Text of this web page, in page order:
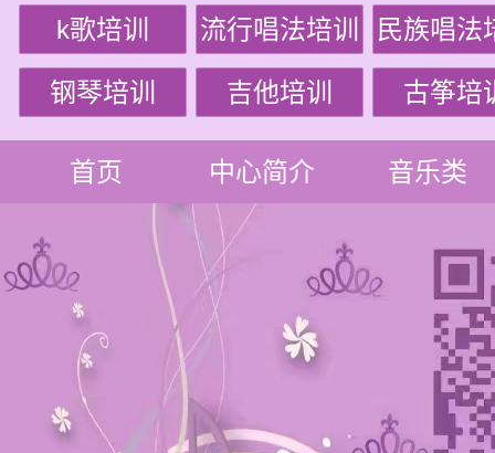
k歌培训 流行唱法培训 民族唱法
钢琴培训 吉他培训 古筝培
首页 中心简介 音乐类